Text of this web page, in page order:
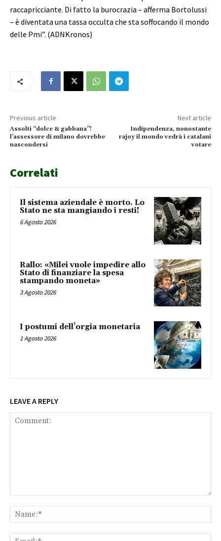
raccapricciante. Di fatto la burocrazia – afferma Bortolussi
– è diventata una tassa occulta che sta soffocando il mondo
delle Pmi”. (ADNKronos)
Previous article
Assolti “dolce & gabbana”!
l’assessore di milano dovrebbe
nascondersi
Next article
Indipendenza, nonostante
rajoy il mondo vedrà i catalani
votare
Correlati
Il sistema aziendale è morto. Lo
Stato ne sta mangiando i resti!
6 Agosto 2026
Rallo: «Milei vuole impedire allo
Stato di finanziare la spesa
stampando moneta»
3 Agosto 2026
I postumi dell’orgia monetaria
1 Agosto 2026
LEAVE A REPLY